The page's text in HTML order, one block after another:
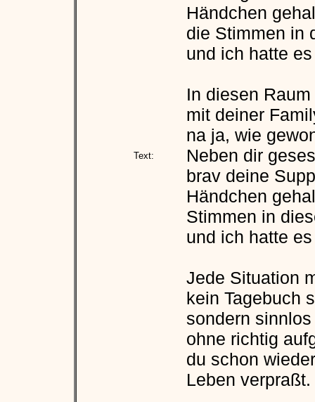
Text:
Händchen
die Stimmen in
und ich hatte
In diesen
mit deiner
na ja, wie
Neben dir
brav deine
Händchen
Stimmen in
und ich hatte
Jede Situation
kein Tagebuch
sondern
ohne richtig
du schon
Leben verpraßt.